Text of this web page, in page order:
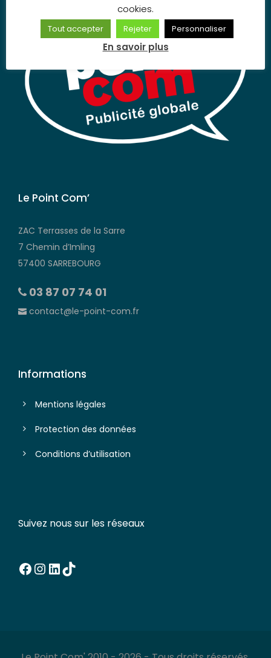
Le Point Com’
ZAC Terrasses de la Sarre
7 Chemin d’Imling
57400 SARREBOURG
03 87 07 74 01
contact@le-point-com.fr
Informations
Mentions légales
Protection des données
Conditions d’utilisation
Suivez nous sur les réseaux
Facebook InstagramLinkedIn TikTok
cookies.
Tout accepter Rejeter Personnaliser
En savoir plus